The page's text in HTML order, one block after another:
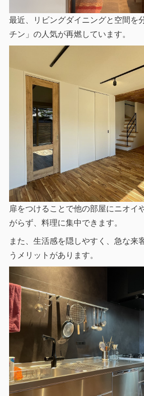
最近、リビングダイニングと空間を
チン」の人気が再燃しています。
扉をつけることで他の部屋にニオイ
がらず、料理に集中できます。
また、生活感を隠しやすく、急な来
うメリットがあります。